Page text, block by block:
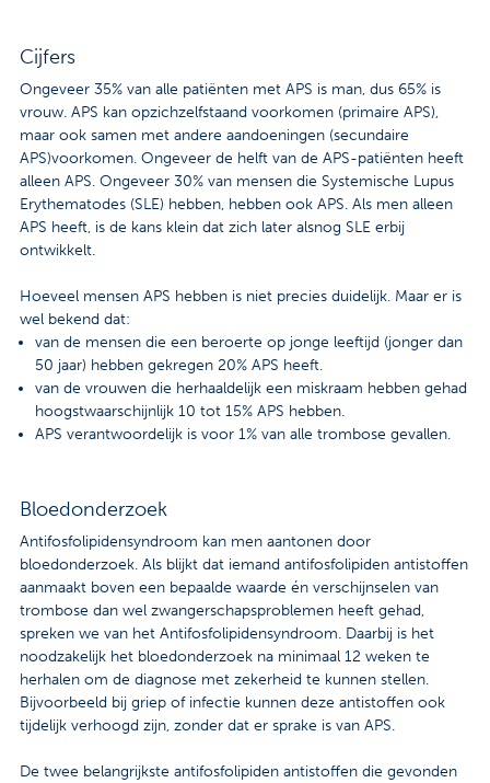
Cijfers
Ongeveer 35% van alle patiënten met APS is man, dus 65% is
vrouw. APS kan opzichzelfstaand voorkomen (primaire APS),
maar ook samen met andere aandoeningen (secundaire
APS)voorkomen. Ongeveer de helft van de APS-patiënten heeft
alleen APS. Ongeveer 30% van mensen die Systemische Lupus
Erythematodes (SLE) hebben, hebben ook APS. Als men alleen
APS heeft, is de kans klein dat zich later alsnog SLE erbij
ontwikkelt.
Hoeveel mensen APS hebben is niet precies duidelijk. Maar er is
wel bekend dat:
van de mensen die een beroerte op jonge leeftijd (jonger dan
50 jaar) hebben gekregen 20% APS heeft.
van de vrouwen die herhaaldelijk een miskraam hebben gehad
hoogstwaarschijnlijk 10 tot 15% APS hebben.
APS verantwoordelijk is voor 1% van alle trombose gevallen.
Bloedonderzoek
Antifosfolipidensyndroom kan men aantonen door
bloedonderzoek. Als blijkt dat iemand antifosfolipiden antistoffen
aanmaakt boven een bepaalde waarde én verschijnselen van
trombose dan wel zwangerschapsproblemen heeft gehad,
spreken we van het Antifosfolipidensyndroom. Daarbij is het
noodzakelijk het bloedonderzoek na minimaal 12 weken te
herhalen om de diagnose met zekerheid te kunnen stellen.
Bijvoorbeeld bij griep of infectie kunnen deze antistoffen ook
tijdelijk verhoogd zijn, zonder dat er sprake is van APS.
De twee belangrijkste antifosfolipiden antistoffen die gevonden